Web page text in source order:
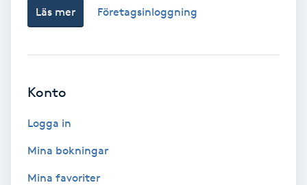
Blowout
Bottenfärg
Brynformning
Brynfärgning
Läs mer Företagsinloggning
Konto
Logga in
Mina bokningar
Mina favoriter